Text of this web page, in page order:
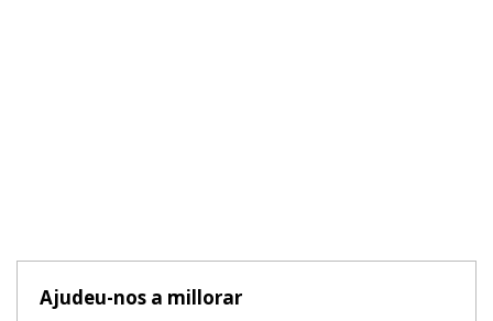
Ajudeu-nos a millorar